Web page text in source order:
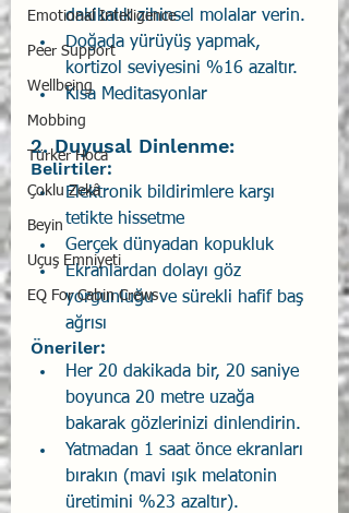
Emotional Intelligence
Peer Support
Wellbeing
Mobbing
Türker Hoca
Çoklu Zekâ
Beyin
Uçuş Emniyeti
EQ For Cabin Crews
dakikalık zihinsel molalar verin.
Doğada yürüyüş yapmak,
kortizol seviyesini %16 azaltır.
Kısa Meditasyonlar
2. Duyusal Dinlenme:
Belirtiler:
Elektronik bildirimlere karşı
tetikte hissetme
Gerçek dünyadan kopukluk
Ekranlardan dolayı göz
yorgunluğu ve sürekli hafif baş
ağrısı
Öneriler:
Her 20 dakikada bir, 20 saniye
boyunca 20 metre uzağa
bakarak gözlerinizi dinlendirin.
Yatmadan 1 saat önce ekranları
bırakın (mavi ışık melatonin
üretimini %23 azaltır).